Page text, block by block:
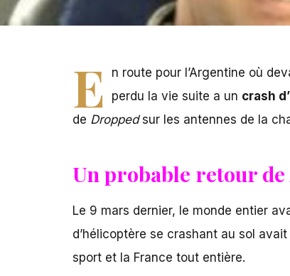
E n route pour l’Argentine où
perdu la vie suite a un crash
de Droppedsur les antennes de la
Un probable retour de
Le 9 mars dernier, le monde entier
d’hélicoptère se crashant au sol
sport et la France tout entière.